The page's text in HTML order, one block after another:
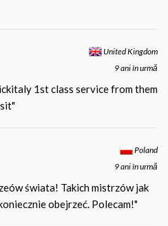
United Kingdom
9 ani în urmă
1st class service from them
Poland
9 ani în urmă
świata! Takich mistrzów jak
obejrzeć. Polecam!"